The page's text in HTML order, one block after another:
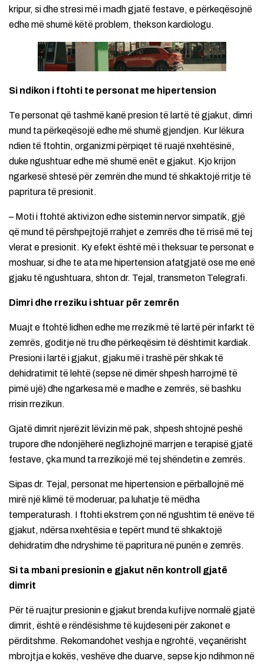
kripur, si dhe stresi më i madh gjatë festave, e përkeqësojnë
edhe më shumë këtë problem, thekson kardiologu.
Si ndikon i ftohti te personat me hipertension
Te personat që tashmë kanë presion të lartë të gjakut, dimri
mund ta përkeqësojë edhe më shumë gjendjen. Kur lëkura
ndien të ftohtin, organizmi përpiqet të ruajë nxehtësinë,
duke ngushtuar edhe më shumë enët e gjakut. Kjo krijon
ngarkesë shtesë për zemrën dhe mund të shkaktojë rritje të
papritura të presionit.
– Moti i ftohtë aktivizon edhe sistemin nervor simpatik, gjë
që mund të përshpejtojë rrahjet e zemrës dhe të rrisë më tej
vlerat e presionit. Ky efekt është më i theksuar te personat e
moshuar, si dhe te ata me hipertension afatgjatë ose me enë
gjaku të ngushtuara, shton dr. Tejal, transmeton Telegrafi.
Dimri dhe rreziku i shtuar për zemrën
Muajt e ftohtë lidhen edhe me rrezik më të lartë për infarkt të
zemrës, goditje në tru dhe përkeqësim të dështimit kardiak.
Presioni i lartë i gjakut, gjaku më i trashë për shkak të
dehidratimit të lehtë (sepse në dimër shpesh harrojmë të
pimë ujë) dhe ngarkesa më e madhe e zemrës, së bashku
rrisin rrezikun.
Gjatë dimrit njerëzit lëvizin më pak, shpesh shtojnë peshë
trupore dhe ndonjëherë neglizhojnë marrjen e terapisë gjatë
festave, çka mund ta rrezikojë më tej shëndetin e zemrës.
Sipas dr. Tejal, personat me hipertension e përballojnë më
mirë një klimë të moderuar, pa luhatje të mëdha
temperaturash. I ftohti ekstrem çon në ngushtim të enëve të
gjakut, ndërsa nxehtësia e tepërt mund të shkaktojë
dehidratim dhe ndryshime të papritura në punën e zemrës.
Si ta mbani presionin e gjakut nën kontroll gjatë
dimrit
Për të ruajtur presionin e gjakut brenda kufijve normalë gjatë
dimrit, është e rëndësishme të kujdeseni për zakonet e
përditshme. Rekomandohet veshja e ngrohtë, veçanërisht
mbrojtja e kokës, veshëve dhe duarve, sepse kjo ndihmon në